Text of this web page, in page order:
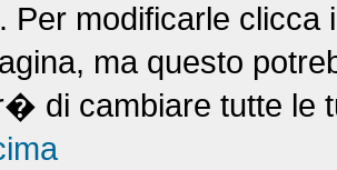
Per modificarle clicca
ma questo
di cambiare tutte le